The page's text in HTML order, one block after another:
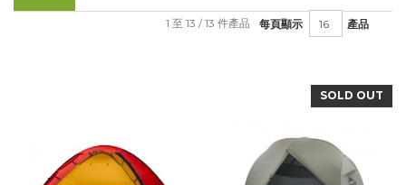
每頁顯示 產品
1 至 13 / 13 件產品
SOLD OUT